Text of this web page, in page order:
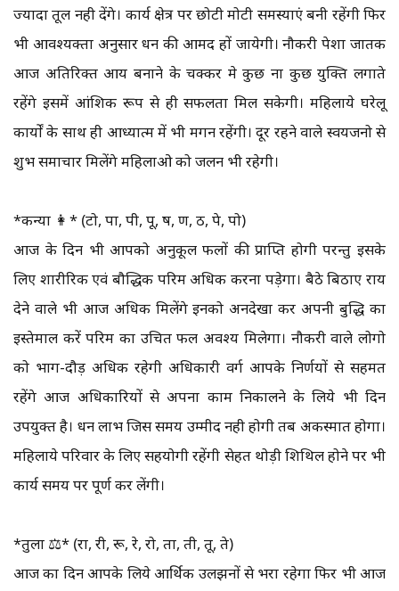
ज्यादा तूल नही देंगे। कार्य क्षेत्र पर छोटी मोटी समस्याएं बनी रहेंगी फिर
भी आवश्यक्ता अनुसार धन की आमद हों जायेगी। नौकरी पेशा जातक
आज अतिरिक्त आय बनाने के चक्कर मे कुछ ना कुछ युक्ति लगाते
रहेंगे इसमें आंशिक रूप से ही सफलता मिल सकेगी। महिलाये घरेलू
कार्यों के साथ ही आध्यात्म में भी मगन रहेंगी। दूर रहने वाले स्वयजनो से
शुभ समाचार मिलेंगे महिलाओ को जलन भी रहेगी।
*कन्या 👩* (टो, पा, पी, पू, ष, ण, ठ, पे, पो)
आज के दिन भी आपको अनुकूल फलों की प्राप्ति होगी परन्तु इसके
लिए शारीरिक एवं बौद्धिक परिश्रम अधिक करना पड़ेगा। बैठे बिठाए राय
देने वाले भी आज अधिक मिलेंगे इनको अनदेखा कर अपनी बुद्धि का
इस्तेमाल करें परिश्रम का उचित फल अवश्य मिलेगा। नौकरी वाले लोगो
को भाग-दौड़ अधिक रहेगी अधिकारी वर्ग आपके निर्णयों से सहमत
रहेंगे आज अधिकारियों से अपना काम निकालने के लिये भी दिन
उपयुक्त है। धन लाभ जिस समय उम्मीद नही होगी तब अकस्मात होगा।
महिलाये परिवार के लिए सहयोगी रहेंगी सेहत थोड़ी शिथिल होने पर भी
कार्य समय पर पूर्ण कर लेंगी।
*तुला ⚖️* (रा, री, रू, रे, रो, ता, ती, तू, ते)
आज का दिन आपके लिये आर्थिक उलझनों से भरा रहेगा फिर भी आज